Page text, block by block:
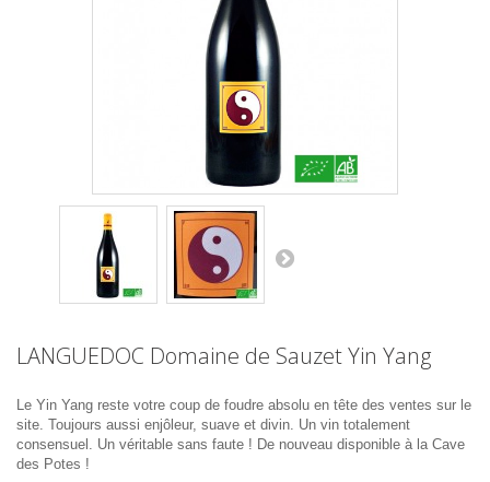
LANGUEDOC Domaine de Sauzet Yin Yang
Le Yin Yang reste votre coup de foudre absolu en tête des ventes sur le
site. Toujours aussi enjôleur, suave et divin. Un vin totalement
consensuel. Un véritable sans faute ! De nouveau disponible à la Cave
des Potes !